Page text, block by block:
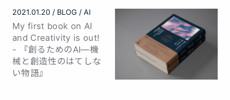
2021.01.20 BLOG AI
My first book on AI
and Creativity is out!
- 『創るためのAI—機
械と創造性のはてしな
い物語』